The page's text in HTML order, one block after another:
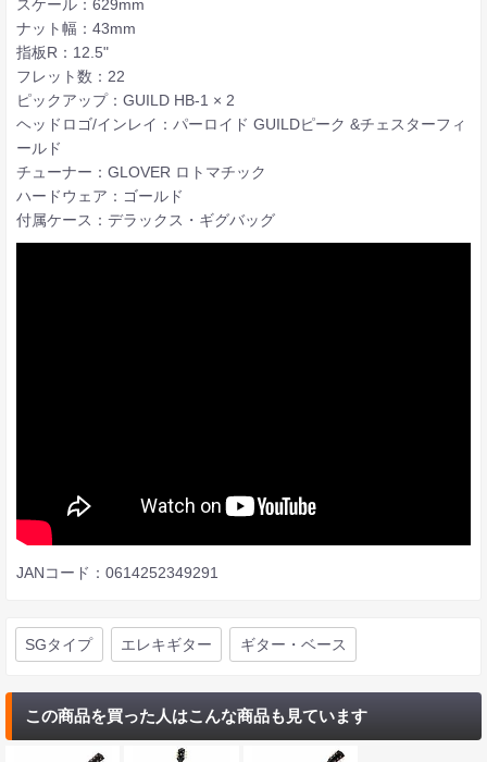
スケール：629mm
ナット幅：43mm
指板R：12.5"
フレット数：22
ピックアップ：GUILD HB-1 × 2
ヘッドロゴ/インレイ：パーロイド GUILDピーク &チェスターフィ
ールド
チューナー：GLOVER ロトマチック
ハードウェア：ゴールド
付属ケース：デラックス・ギグバッグ
JANコード：0614252349291
SGタイプ エレキギター ギター・ベース
この商品を買った人はこんな商品も見ています